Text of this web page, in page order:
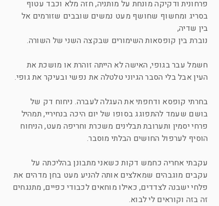
פרחונית ודקיקה מונחת על מותניה, חזה מלא וכבד עטוף
בסריג ומחשוף שחושף מעט נמשים שובבים שזורמים אל
בין שדיה,
נוברת בין קופסאות השימורים שבקצה השני של השורה.
חשמל עבר בגופי, האישה לא הייתה זוהרת או מושכת את
העין אבל בלי הסבר הגיוני טלטלה את נפשי ובעיקר את גופי.
בחרתי קופסא ודחפתי את העגלה לעברה. ניחוח דק של
בושם שעמד להתפוגג בסופו של יום היכה בנחיריי, תמהיל
פרחי יסמין ותערובת תבלינים משכרת וחריפה מעט, הניחוח
הוסיף לערפול החושים הבלתי מוסבר.
עקבתי אחריה כחמש דקות כשאני מתבונן בהליכתה על
עקבים מוגבהים שמאלצים אותה להניע מעט בחן מדהים את
פלחי ישבנה לצדדים, כאילו מוחאים לכבודי כפיים, מתנגחים
זה בזה וקוראים לי לבוא.